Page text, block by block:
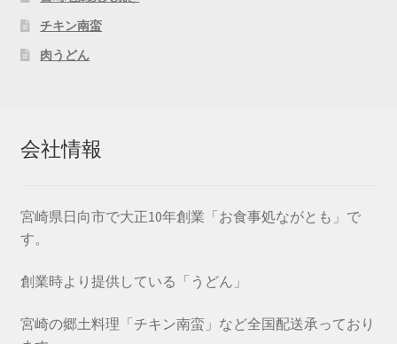
チキン南蛮
肉うどん
会社情報
宮崎県日向市で大正10年創業「お食事処ながとも」で
す。
創業時より提供している「うどん」
宮崎の郷土料理「チキン南蛮」など全国配送承っており